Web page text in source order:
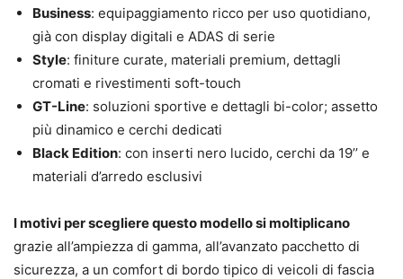
Business: equipaggiamento ricco per uso quotidiano,
già con display digitali e ADAS di serie
Style: finiture curate, materiali premium, dettagli
cromati e rivestimenti soft-touch
GT-Line: soluzioni sportive e dettagli bi-color; assetto
più dinamico e cerchi dedicati
Black Edition: con inserti nero lucido, cerchi da 19’’ e
materiali d’arredo esclusivi
I motivi per scegliere questo modello si moltiplicano
grazie all’ampiezza di gamma, all’avanzato pacchetto di
sicurezza, a un comfort di bordo tipico di veicoli di fascia